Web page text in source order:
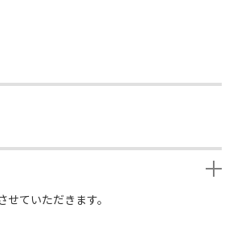
ていただきます。